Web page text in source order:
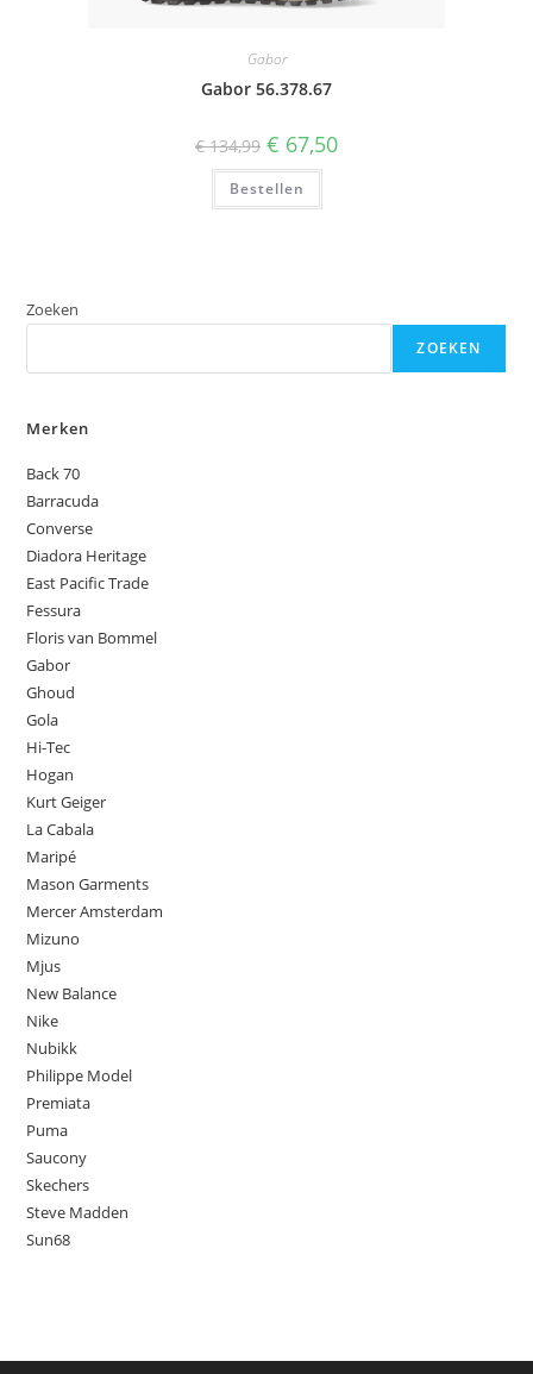
Gabor
Gabor 56.378.67
€134,99 Oorspronkelijke
prijs
was:
€ 134,99.
€ 67,50Huidige
Bestellen
Zoeken
ZOEKEN
Merken
Back 70
Barracuda
Converse
Diadora Heritage
East Pacific Trade
Fessura
Floris van Bommel
Gabor
Ghoud
Gola
Hi-Tec
Hogan
Kurt Geiger
La Cabala
Maripé
Mason Garments
Mercer Amsterdam
Mizuno
Mjus
New Balance
Nike
Nubikk
Philippe Model
Premiata
Puma
Saucony
Skechers
Steve Madden
Sun68